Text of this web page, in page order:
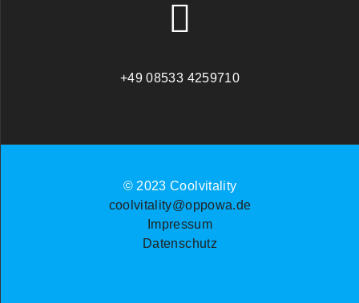
+49 08533 4259710
© 2023 Coolvitality
coolvitality@oppowa.de
Impressum
Datenschutz